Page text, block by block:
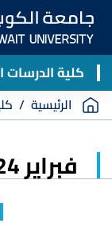
Skip
main
contentكلية الدرسات
الرئيسية
فبراير 2024